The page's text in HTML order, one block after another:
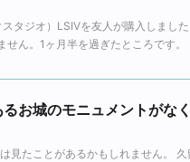
タジオ）LSIVを友人が購入しまし
ん。1ヶ月半を過ぎたところです。
お城のモニュメントがな
見たことがあるかもしれません。